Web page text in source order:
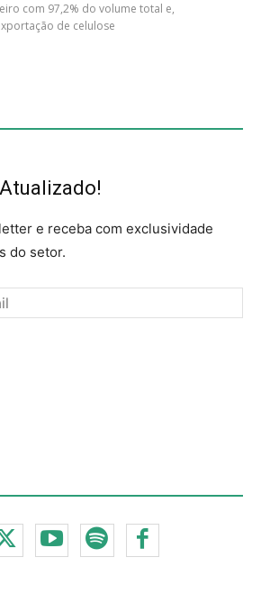
com 97,2% do volume total e,
de celulose
e receba com exclusividade
do setor.